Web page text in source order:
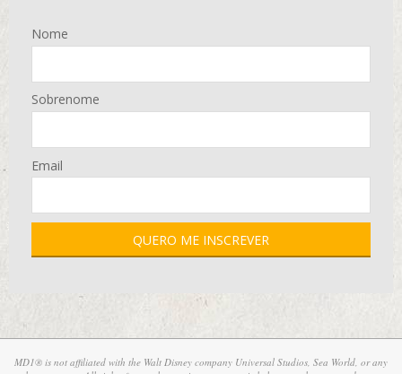
Nome
Sobrenome
Email
MD1® is not affiliated with the Walt Disney company Universal Studios, Sea World, or any